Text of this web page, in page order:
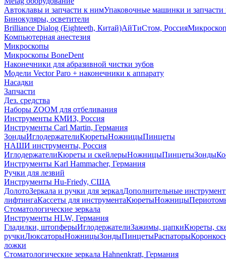
Автоклавы и запчасти к нимУпаковочные машинки и
Бинокуляры, осветители
Brilliance Dialog (Eighteeth, Китай)АйТиСтом, Россия
Компьютерная анестезия
Микроскопы
Микроскопы BoneDent
Наконечники для абразивной чистки зубов
Модели Vector Paro + наконечники к аппарату
Насадки
Запчасти
Дез. средства
Наборы ZOOM для отбеливания
Инструменты КМИЗ, Россия
Инструменты Carl Martin, Германия
ЗондыИглодержателиКюретыНожницыПинцеты
НАШИ инструменты, Россия
ИглодержателиКюреты и скейлерыНожницыПинцетыЗонды
Инструменты Karl Hammacher, Германия
Ручки для лезвий
Инструменты Hu-Friedy, США
ДолотоЗеркала и ручки для зеркалДополнительные
лифтингаКассеты для инструментаКюретыНожницы
Стоматологические зеркала
Инструменты HLW, Германия
Гладилки, штопферыИглодержателиЗажимы, цапкиКюреты,
ручкиЛюксаторыНожницыЗондыПинцетыРаспаторы
ложки
Стоматологические зеркала Hahnenkratt, Германия